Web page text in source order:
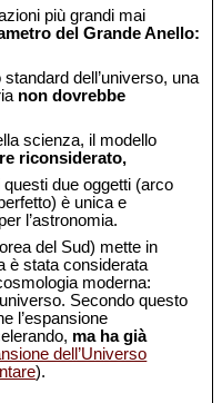
più grandi mai
del Grande Anello:
dell’universo, una
non dovrebbe
scienza, il modello
riconsiderato,
due oggetti (arco
è unica e
per l’astronomia.
del Sud) mette in
è stata considerata
moderna:
Secondo questo
l’espansione
ma ha già
dell’Universo
).